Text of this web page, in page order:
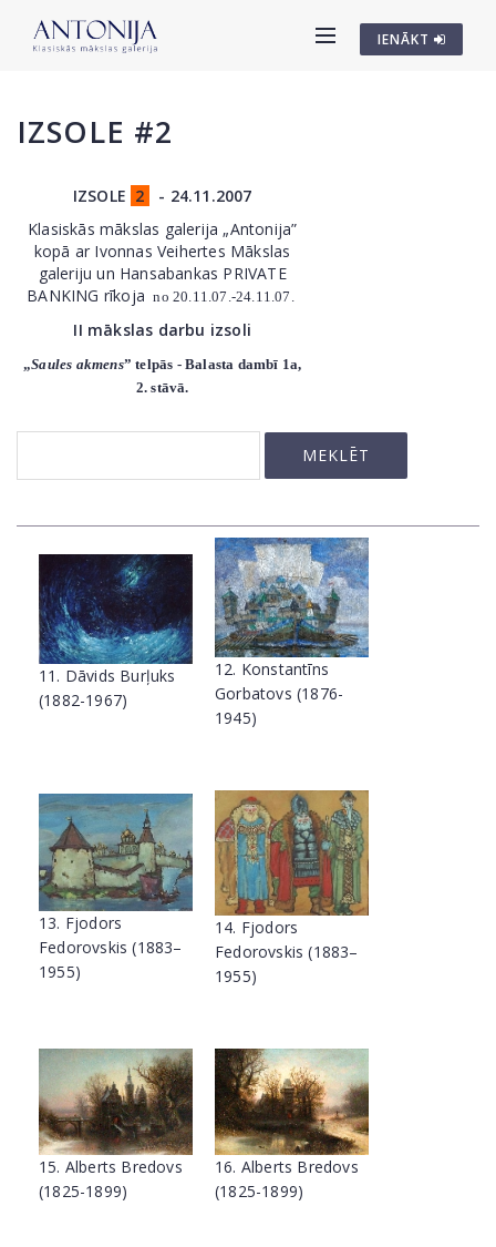
IENĀKT
IZSOLE #2
IZSOLE 2
- 24.11.2007
Klasiskās mākslas galerija „Antonija”
kopā ar Ivonnas Veihertes Mākslas
galeriju un Hansabankas PRIVATE
BANKING rīkoja no 20.11.07.-24.11.07.
II mākslas darbu izsoli
„Saules akmens” telpās - Balasta dambī 1a,
2. stāvā.
11. Dāvids Burļuks
(1882-1967)
12. Konstantīns
Gorbatovs (1876-
1945)
13. Fjodors
Fedorovskis (1883–
1955)
14. Fjodors
Fedorovskis (1883–
1955)
15. Alberts Bredovs
(1825-1899)
16. Alberts Bredovs
(1825-1899)